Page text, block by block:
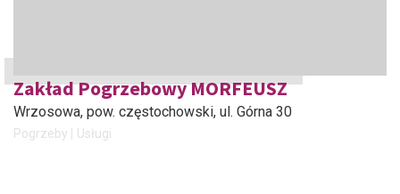
Zakład Pogrzebowy MORFEUSZ
Wrzosowa, pow. częstochowski, ul. Górna 30
Pogrzeby Usługi